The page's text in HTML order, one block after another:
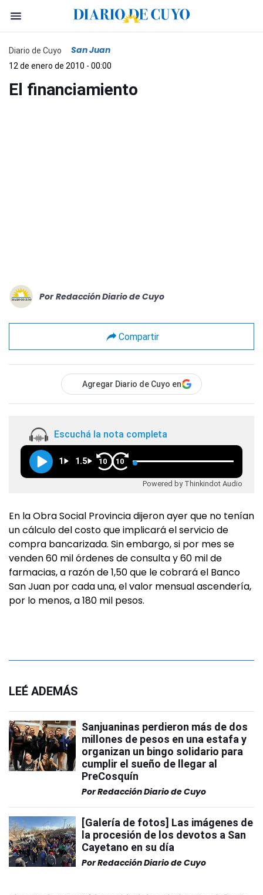
Diario de Cuyo San Juan
12 de enero de 2010 - 00:00
El financiamiento
Por Redacción Diario de Cuyo
Compartir
Agregar Diario de Cuyo en
Escuchá la nota completa
1 1.5 10 10
Powered by Thinkindot Audio
En la Obra Social Provincia dijeron ayer que no tenían
un cálculo del costo que implicará el servicio de
compra bancarizada. Sin embargo, si por mes se
venden 60 mil órdenes de consulta y 60 mil de
farmacias, a razón de 1,50 que le cobrará el Banco
San Juan por cada una, el valor mensual ascendería,
por lo menos, a 180 mil pesos.
LEÉ ADEMÁS
Sanjuaninas perdieron más de dos
millones de pesos en una estafa y
organizan un bingo solidario para
cumplir el sueño de llegar al
PreCosquín
PorRedacción Diario de Cuyo
[Galería de fotos] Las imágenes de
la procesión de los devotos a San
Cayetano en su día
PorRedacción Diario de Cuyo